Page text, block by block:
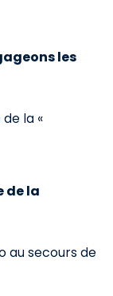
les
de la